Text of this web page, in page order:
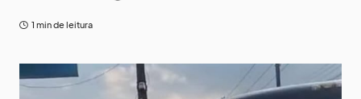
1 min de leitura